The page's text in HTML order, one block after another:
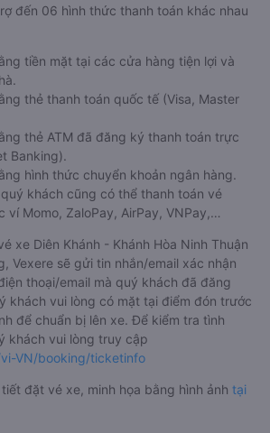
đến 06 hình thức thanh toán khác nhau
tiền mặt tại các cửa hàng tiện lợi và
thẻ thanh toán quốc tế (Visa, Master
thẻ ATM đã đăng ký thanh toán trực
Banking).
hình thức chuyển khoản ngân hàng.
khách cũng có thể thanh toán vé
ví Momo, ZaloPay, AirPay, VNPay,…
xe Diên Khánh - Khánh Hòa Ninh Thuận
Vexere sẽ gửi tin nhắn/email xác nhận
thoại/email mà quý khách đã đăng
khách vui lòng có mặt tại điểm đón trước
để chuẩn bị lên xe. Để kiểm tra tình
khách vui lòng truy cập
VN/booking/ticketinfo
đặt vé xe, minh họa bằng hình ảnh tại